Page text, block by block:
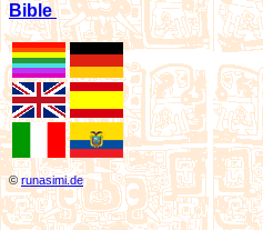
Bible
©runasimi.de